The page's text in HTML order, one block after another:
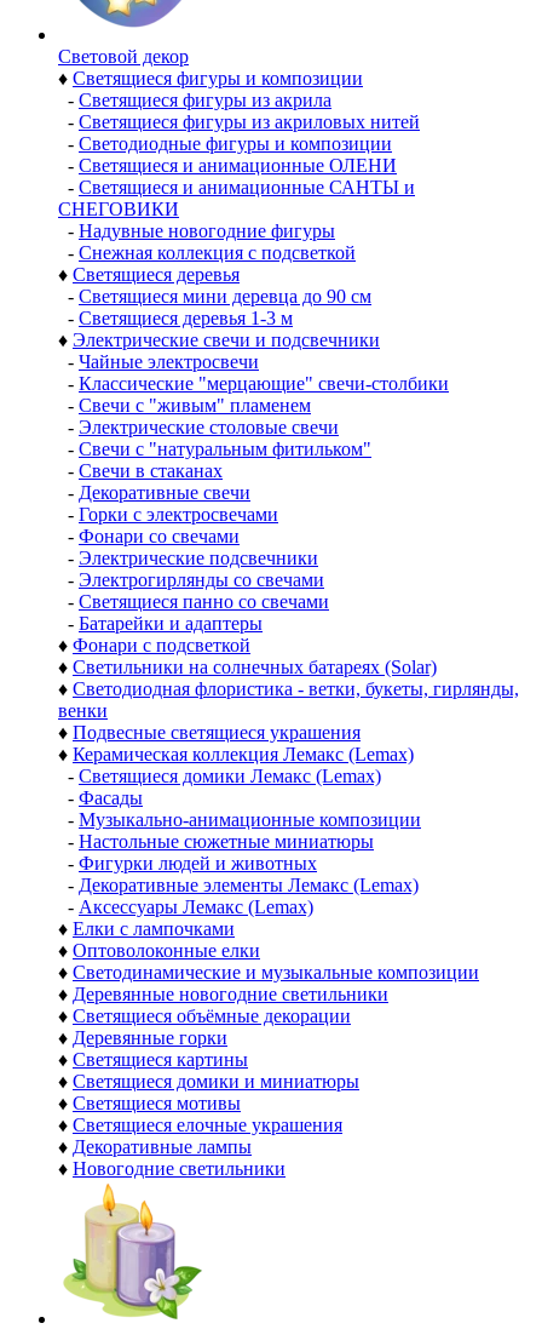
Световой декор
♦ Светящиеся фигуры и композиции
- Светящиеся фигуры из акрила
- Светящиеся фигуры из акриловых нитей
- Светодиодные фигуры и композиции
- Светящиеся и анимационные ОЛЕНИ
- Светящиеся и анимационные САНТЫ и
СНЕГОВИКИ
- Надувные новогодние фигуры
- Снежная коллекция с подсветкой
♦ Светящиеся деревья
- Светящиеся мини деревца до 90 см
- Светящиеся деревья 1-3 м
♦ Электрические свечи и подсвечники
- Чайные электросвечи
- Классические "мерцающие" свечи-столбики
- Свечи с "живым" пламенем
- Электрические столовые свечи
- Свечи с "натуральным фитильком"
- Свечи в стаканах
- Декоративные свечи
- Горки с электросвечами
- Фонари со свечами
- Электрические подсвечники
- Электрогирлянды со свечами
- Светящиеся панно со свечами
- Батарейки и адаптеры
♦ Фонари с подсветкой
♦ Светильники на солнечных батареях (Solar)
♦ Светодиодная флористика - ветки, букеты, гирлянды,
венки
♦ Подвесные светящиеся украшения
♦ Керамическая коллекция Лемакс (Lemax)
- Светящиеся домики Лемакс (Lemax)
- Фасады
- Музыкально-анимационные композиции
- Настольные сюжетные миниатюры
- Фигурки людей и животных
- Декоративные элементы Лемакс (Lemax)
- Аксессуары Лемакс (Lemax)
♦ Елки с лампочками
♦ Оптоволоконные елки
♦ Светодинамические и музыкальные композиции
♦ Деревянные новогодние светильники
♦ Светящиеся объёмные декорации
♦ Деревянные горки
♦ Светящиеся картины
♦ Светящиеся домики и миниатюры
♦ Светящиеся мотивы
♦ Светящиеся елочные украшения
♦ Декоративные лампы
♦ Новогодние светильники